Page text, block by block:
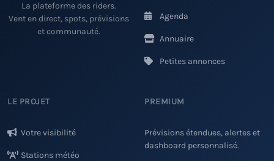
La plateforme des riders.
Vent en direct, spots, prévisions
et communauté.
Agenda
Annuaire
Petites annonces
LE PROJET
Votre visibilité
Stations météo
PREMIUM
Prévisions étendues, alertes et
dashboard personnalisé.